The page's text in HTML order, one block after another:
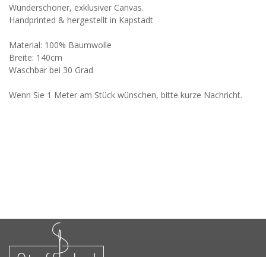
Wunderschöner, exklusiver Canvas.
Handprinted & hergestellt in Kapstadt
Material: 100% Baumwolle
Breite: 140cm
Waschbar bei 30 Grad
Wenn Sie 1 Meter am Stück wünschen, bitte kurze Nachricht.